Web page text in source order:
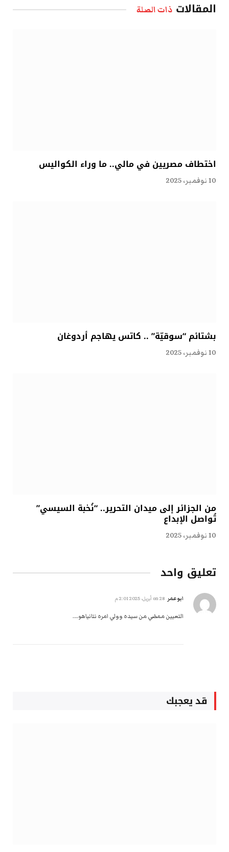
المقالات ذات الصلة
اختطاف مصريين في مالي.. ما وراء الكواليس
10 نوفمبر، 2025
بشتائم “سوقيّة” .. كاتس يهاجم أردوغان
10 نوفمبر، 2025
من الجزائر إلى ميدان التحرير.. “نُخبة السيسي”
تُواصل الإبداع
10 نوفمبر، 2025
تعليق واحد
ابوعمر 28 أبريل، 2025 2:01 م
التعيين ممضي من سيده وولي امره نتانياهو….
قد يعجبك